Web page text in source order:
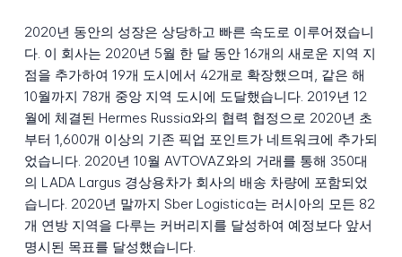
2020년 동안의 성장은 상당하고 빠른 속도로 이루어졌습니
다. 이 회사는 2020년 5월 한 달 동안 16개의 새로운 지역 지
점을 추가하여 19개 도시에서 42개로 확장했으며, 같은 해
10월까지 78개 중앙 지역 도시에 도달했습니다. 2019년 12
월에 체결된 Hermes Russia와의 협력 협정으로 2020년 초
부터 1,600개 이상의 기존 픽업 포인트가 네트워크에 추가되
었습니다. 2020년 10월 AVTOVAZ와의 거래를 통해 350대
의 LADA Largus 경상용차가 회사의 배송 차량에 포함되었
습니다. 2020년 말까지 Sber Logistica는 러시아의 모든 82
개 연방 지역을 다루는 커버리지를 달성하여 예정보다 앞서
명시된 목표를 달성했습니다.